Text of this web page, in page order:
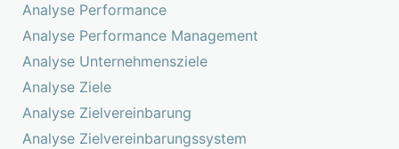
Analyse Performance
Analyse Performance Management
Analyse Unternehmensziele
Analyse Ziele
Analyse Zielvereinbarung
Analyse Zielvereinbarungssystem